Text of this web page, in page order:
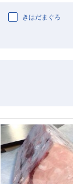
きはだまぐろ